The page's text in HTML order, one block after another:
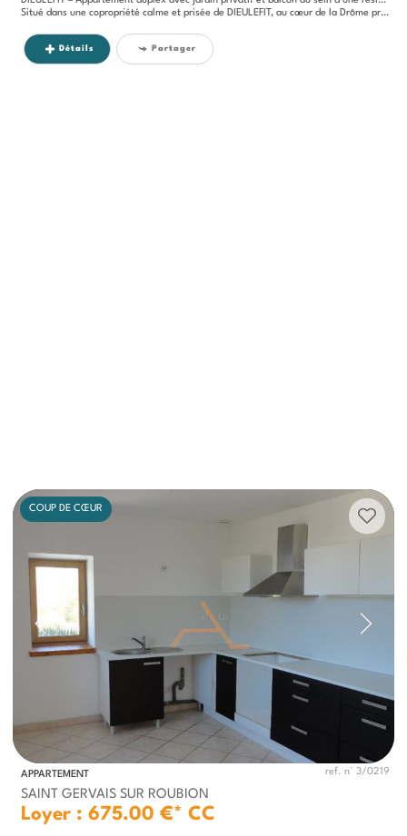
Situé dans une copropriété calme et prisée de DIEULEFIT, au cœur de la Drôme provençale, découvrez cet agréable...
Détails Partager
COUP DE CŒUR
APPARTEMENT ref. n° 3/0219
SAINT GERVAIS SUR ROUBION
Loyer : 675.00 €* CC